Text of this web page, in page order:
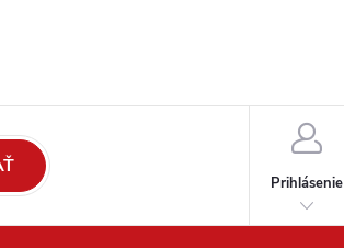
Prihlásenie